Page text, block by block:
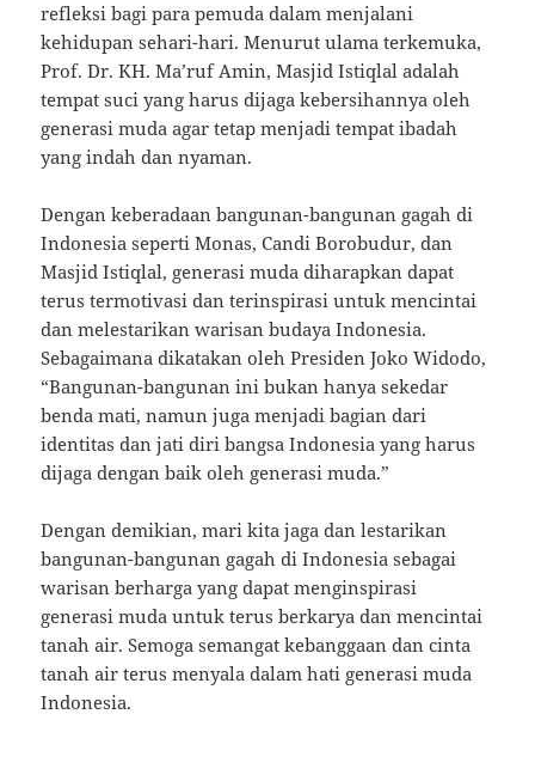
refleksi bagi para pemuda dalam menjalani
kehidupan sehari-hari. Menurut ulama terkemuka,
Prof. Dr. KH. Ma’ruf Amin, Masjid Istiqlal adalah
tempat suci yang harus dijaga kebersihannya oleh
generasi muda agar tetap menjadi tempat ibadah
yang indah dan nyaman.
Dengan keberadaan bangunan-bangunan gagah di
Indonesia seperti Monas, Candi Borobudur, dan
Masjid Istiqlal, generasi muda diharapkan dapat
terus termotivasi dan terinspirasi untuk mencintai
dan melestarikan warisan budaya Indonesia.
Sebagaimana dikatakan oleh Presiden Joko Widodo,
“Bangunan-bangunan ini bukan hanya sekedar
benda mati, namun juga menjadi bagian dari
identitas dan jati diri bangsa Indonesia yang harus
dijaga dengan baik oleh generasi muda.”
Dengan demikian, mari kita jaga dan lestarikan
bangunan-bangunan gagah di Indonesia sebagai
warisan berharga yang dapat menginspirasi
generasi muda untuk terus berkarya dan mencintai
tanah air. Semoga semangat kebanggaan dan cinta
tanah air terus menyala dalam hati generasi muda
Indonesia.